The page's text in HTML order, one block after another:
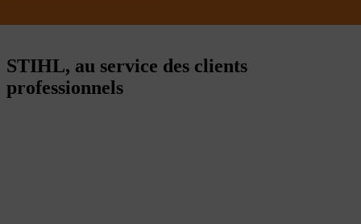
STIHL, au service des clients
professionnels